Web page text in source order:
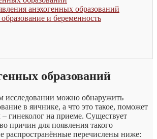
анэхогенных образований
и беременность
образований
исследовании можно обнаружить
в яичнике, а что это такое, поможет
гинеколог на приеме. Существует
причин для появления такого
распространённые перечислены ниже: